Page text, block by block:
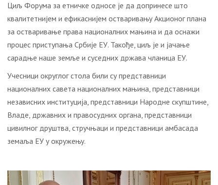
Циљ Форума за етничке односе је да допринесе што
квалитетнијем и ефикаснијем остваривању Акционог плана
за остваривање права националних мањина и да оснажи
процес приступања Србије ЕУ. Такође, циљ је и јачање
сарадње наше земље и суседних држава чланица ЕУ.
Учесници округлог стола били су представници
националних савета националних мањина, представници
независних институција, представници Народне скупштине,
Владе, државних и правосудних органа, представници
цивилног друштва, стручњаци и представници амбасада
земаља ЕУ у окружењу.